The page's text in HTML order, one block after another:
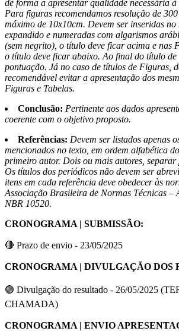
de forma a apresentar qualidade necessária
Para figuras recomendamos resolução de
máximo de 10x10cm. Devem ser inseridas no
expandido e numeradas com algarismos
(sem negrito), o título deve ficar acima e nas
o título deve ficar abaixo. Ao final do título de
pontuação. Já no caso de títulos de Figuras,
recomendável evitar a apresentação dos
Figuras e Tabelas.
Conclusão: Pertinente aos dados
coerente com o objetivo proposto.
Referências: Devem ser listados apenas
mencionados no texto, em ordem alfabética
primeiro autor. Dois ou mais autores,
Os títulos dos periódicos não devem ser
itens em cada referência deve obedecer às
Associação Brasileira de Normas Técnicas –
NBR 10520.
CRONOGRAMA | SUBMISSÃO:
🔴 Prazo de envio - 23/05/2025
CRONOGRAMA | DIVULGAÇÃO DOS
🟢 Divulgação do resultado - 26/05/2025
CHAMADA)
CRONOGRAMA | ENVIO